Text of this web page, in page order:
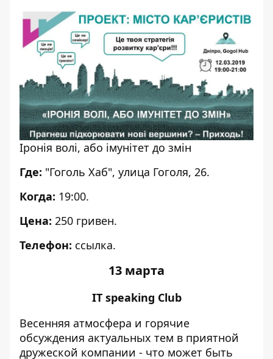
Іронія волі, або імунітет до змін
Где: "Гоголь Хаб", улица Гоголя, 26.
Когда: 19:00.
Цена: 250 гривен.
Телефон: ссылка.
13 марта
IT speaking Club
Весенняя атмосфера и горячие
обсуждения актуальных тем в приятной
дружеской компании - что может быть